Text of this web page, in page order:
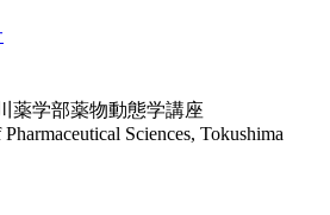
薬学部薬物動態学講座
Sciences, Tokushima